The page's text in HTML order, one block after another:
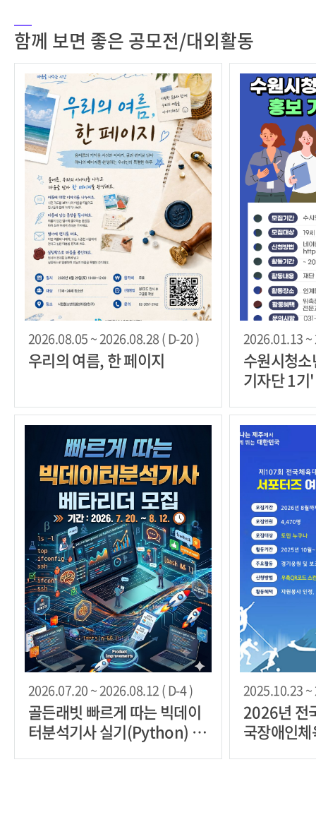
함께 보면 좋은 공모전/대외활동
2026.08.05 ~ 2026.08.28 ( D-20 )
우리의 여름, 한 페이지
2026.01.13
수원시청
기자단 1기
2026.07.20 ~ 2026.08.12 ( D-4 )
골든래빗 빠르게 따는 빅데이
터분석기사 실기(Python) 베
2025.10.23 ~
2026년 전
국장애인